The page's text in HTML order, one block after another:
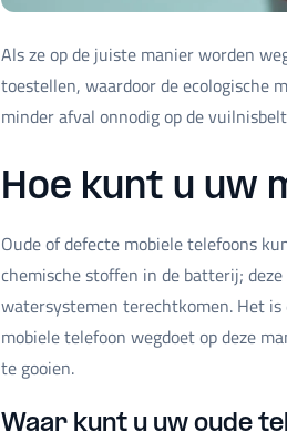
Als ze op de juiste manier worden
toestellen, waardoor de ecologische
minder afval onnodig op de
Hoe kunt u uw
Oude of defecte mobiele telefoons
chemische stoffen in de batterij;
watersystemen terechtkomen. Het
mobiele telefoon wegdoet op deze
te gooien.
Waar kunt u uw oude